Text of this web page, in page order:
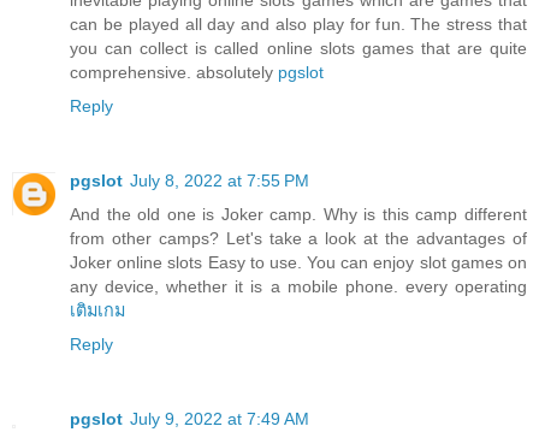
can be played all day and also play for fun. The stress that
you can collect is called online slots games that are quite
comprehensive. absolutely pgslot
Reply
pgslot July 8, 2022 at 7:55 PM
And the old one is Joker camp. Why is this camp different
from other camps? Let's take a look at the advantages of
Joker online slots Easy to use. You can enjoy slot games on
any device, whether it is a mobile phone. every operating
เติมเกม
Reply
pgslot July 9, 2022 at 7:49 AM